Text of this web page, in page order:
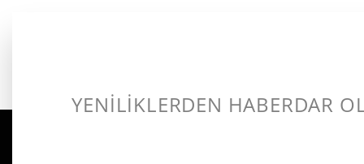
YENİLİKLERDEN HABERDAR